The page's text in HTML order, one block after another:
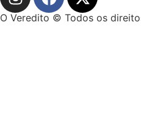
O Veredito © Todos os